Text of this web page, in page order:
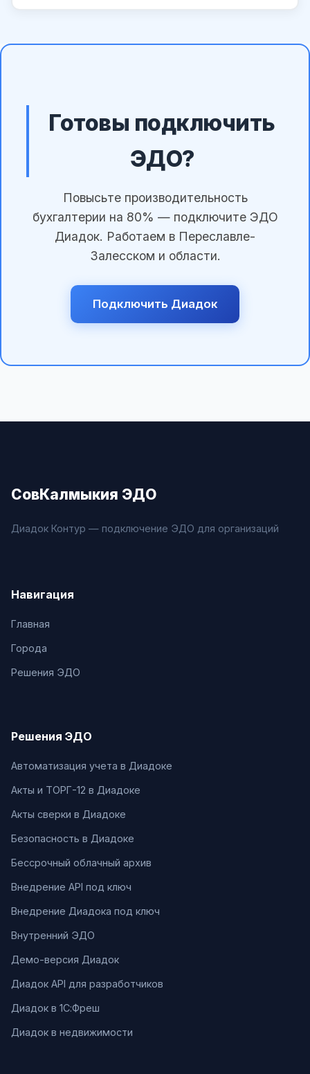
Готовы подключить
ЭДО?
Повысьте производительность
бухгалтерии на 80% — подключите ЭДО
Диадок. Работаем в Переславле-
Залесском и области.
Подключить Диадок
СовКалмыкия ЭДО
Диадок Контур — подключение ЭДО для организаций
Навигация
Главная
Города
Решения ЭДО
Решения ЭДО
Автоматизация учета в Диадоке
Акты и ТОРГ-12 в Диадоке
Акты сверки в Диадоке
Безопасность в Диадоке
Бессрочный облачный архив
Внедрение API под ключ
Внедрение Диадока под ключ
Внутренний ЭДО
Демо-версия Диадок
Диадок API для разработчиков
Диадок в 1С:Фреш
Диадок в недвижимости